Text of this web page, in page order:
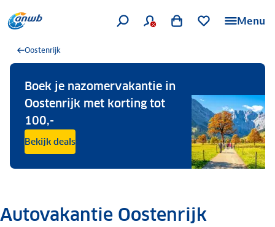
Menu
Oostenrijk
Boek je nazomervakantie in
Oostenrijk met korting tot
100,-
Bekijk deals
Autovakantie Oostenrijk